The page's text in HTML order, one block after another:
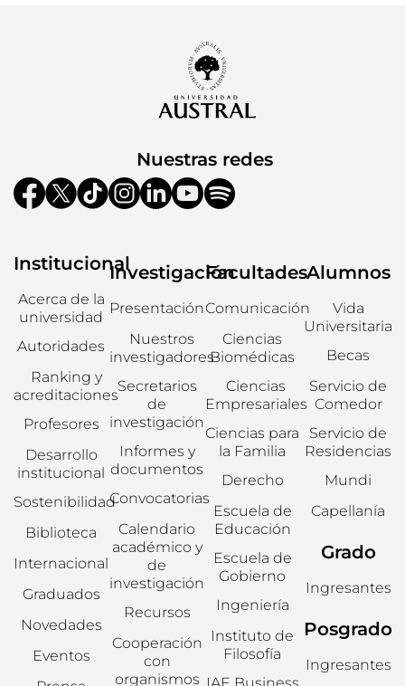
Nuestras redes
Institucional
Acerca de la
universidad
Autoridades
Ranking y
acreditaciones
Profesores
Desarrollo
institucional
Sostenibilidad
Biblioteca
Internacional
Graduados
Novedades
Eventos
Investigación
Presentación
Nuestros
investigadores
Secretarios
de
investigación
Informes y
documentos
Convocatorias
Calendario
académico y
de
investigación
Recursos
Cooperación
con
organismos
Facultades
Comunicación
Ciencias
Biomédicas
Ciencias
Empresariales
Ciencias para
la Familia
Derecho
Escuela de
Educación
Escuela de
Gobierno
Ingeniería
Instituto de
Filosofía
Alumnos
Vida
Universitaria
Becas
Servicio de
Comedor
Servicio de
Residencias
Mundi
Capellanía
Grado
Ingresantes
Posgrado
Ingresantes